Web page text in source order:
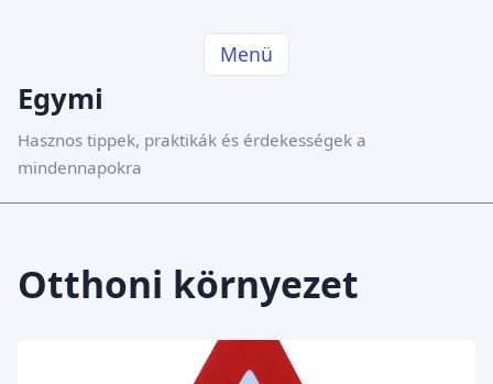
Menü
Egymi
Hasznos tippek, praktikák és érdekességek a
mindennapokra
Otthoni környezet